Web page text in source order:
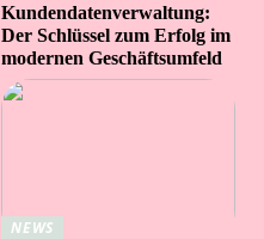
Kundendatenverwaltung:
Der Schlüssel zum Erfolg im
modernen Geschäftsumfeld
NEWS